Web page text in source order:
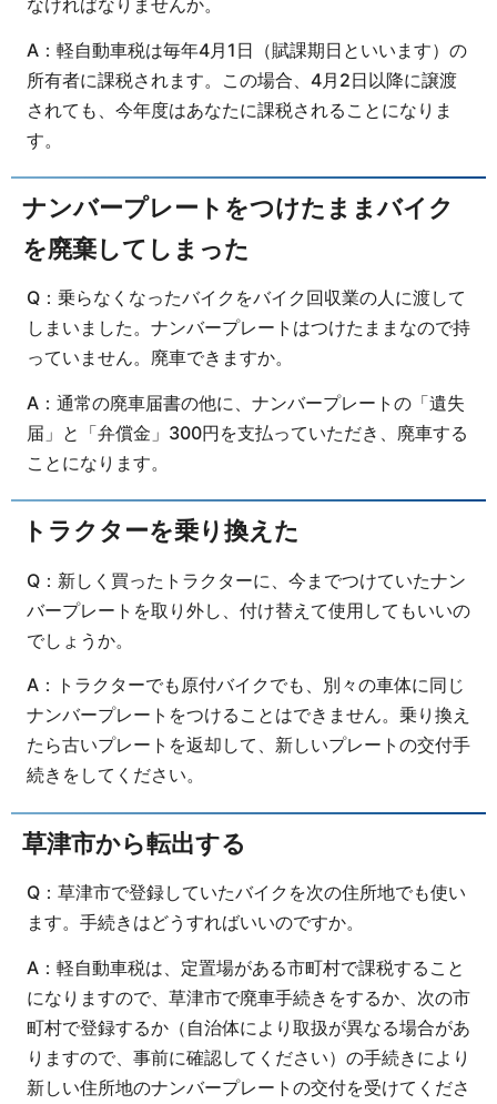
A：軽自動車税は毎年4月1日（賦課期日といいます）の
所有者に課税されます。この場合、4月2日以降に譲渡
されても、今年度はあなたに課税されることになりま
す。
ナンバープレートをつけたままバイク
を廃棄してしまった
Q：乗らなくなったバイクをバイク回収業の人に渡して
しまいました。ナンバープレートはつけたままなので持
っていません。廃車できますか。
A：通常の廃車届書の他に、ナンバープレートの「遺失
届」と「弁償金」300円を支払っていただき、廃車する
ことになります。
トラクターを乗り換えた
Q：新しく買ったトラクターに、今までつけていたナン
バープレートを取り外し、付け替えて使用してもいいの
でしょうか。
A：トラクターでも原付バイクでも、別々の車体に同じ
ナンバープレートをつけることはできません。乗り換え
たら古いプレートを返却して、新しいプレートの交付手
続きをしてください。
草津市から転出する
Q：草津市で登録していたバイクを次の住所地でも使い
ます。手続きはどうすればいいのですか。
A：軽自動車税は、定置場がある市町村で課税すること
になりますので、草津市で廃車手続きをするか、次の市
町村で登録するか（自治体により取扱が異なる場合があ
りますので、事前に確認してください）の手続きにより
新しい住所地のナンバープレートの交付を受けてくださ